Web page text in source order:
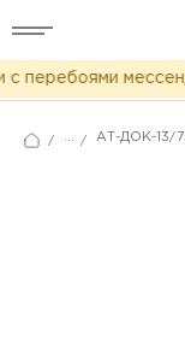
/ ... / АТ-ДОК-13/